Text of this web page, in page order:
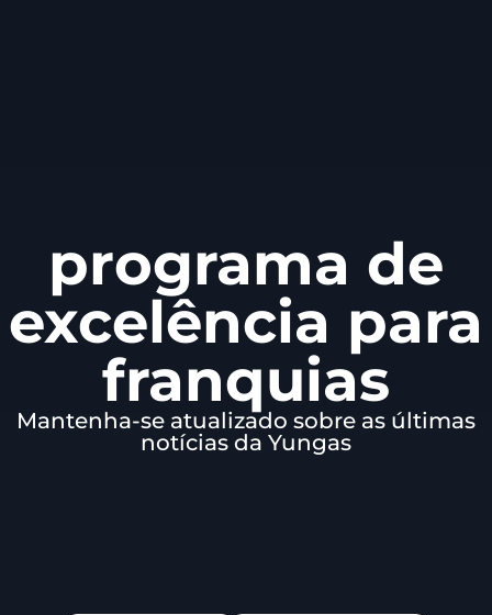
programa de
excelência para
franquias
Mantenha-se atualizado sobre as últimas
notícias da Yungas